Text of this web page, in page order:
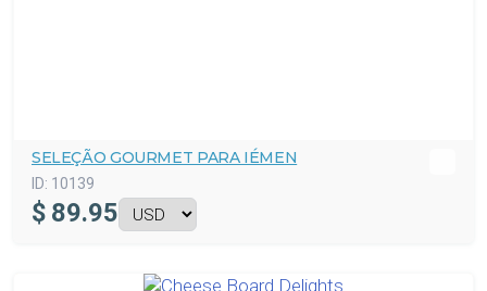
SELEÇÃO GOURMET PARA IÉMEN
ID: 10139
$ 89.95